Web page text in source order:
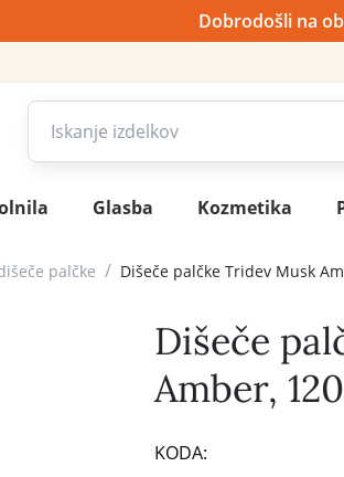
Dobrodošli na
Glasba Kozmetika
palčke / Dišeče palčke Tridev Musk
Dišeče
Amber,
KODA: